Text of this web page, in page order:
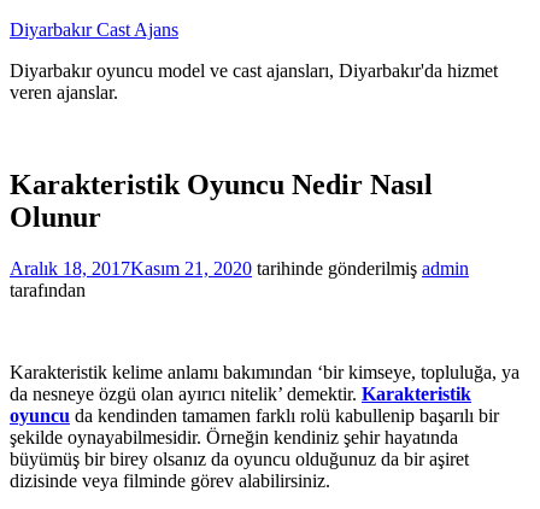
İçeriğe
Diyarbakır Cast Ajans
Diyarbakır oyuncu model ve cast ajansları, Diyarbakır'da hizmet
veren ajanslar.
Karakteristik Oyuncu Nedir Nasıl
Olunur
Aralık 18, 2017Kasım 21, 2020 tarihinde gönderilmiş admin
tarafından
Karakteristik kelime anlamı bakımından ‘bir kimseye, topluluğa, ya
da nesneye özgü olan ayırıcı nitelik’ demektir. Karakteristik
oyuncu da kendinden tamamen farklı rolü kabullenip başarılı bir
şekilde oynayabilmesidir. Örneğin kendiniz şehir hayatında
büyümüş bir birey olsanız da oyuncu olduğunuz da bir aşiret
dizisinde veya filminde görev alabilirsiniz.